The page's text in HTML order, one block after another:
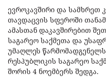
ევროკავშირი და სამხრეთ
თავდაცვის სფეროში
ამასთან დაკავშირებით
საგარეო საქმეთა და
უმაღლეს
რესპუბლიკის საგარეო
შორის 4 ნოემბერს შედგა.